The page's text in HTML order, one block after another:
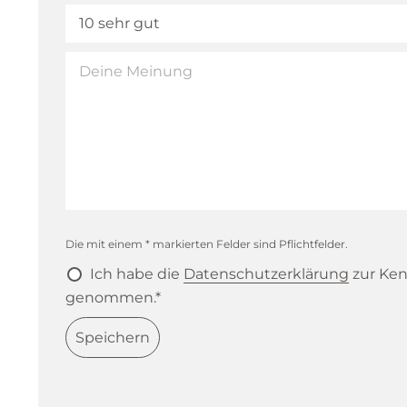
Die mit einem * markierten Felder sind Pflichtfelder.
Ich habe die Datenschutzerklärung zur
genommen.*
Speichern